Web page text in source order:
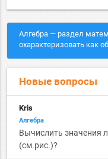
Алгебра — раздел
охарактеризовать как
Новые вопросы
Kris
Алгебра
Вычислить значения
(см.рис.)?